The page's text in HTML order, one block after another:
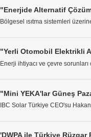
Bölgesel ısıtma sistemleri
Enerji ihtiyacı ve çevre sorunları
IBC Solar Türkiye CEO'su